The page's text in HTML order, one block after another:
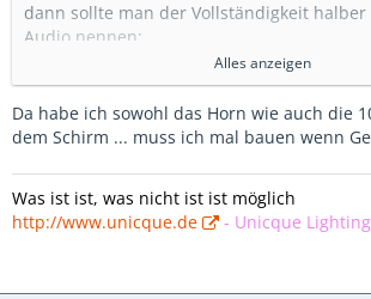
dann sollte man der Vollständigkeit halber
Audio nennen:
https://aw-audio.de/lautsprecherbau/
Grüßles
Alles anzeigen
Da habe ich sowohl das Horn wie auch die
dem Schirm ... muss ich mal bauen wenn
Was ist ist, was nicht ist ist möglich
http://www.unicque.de
- Unicque